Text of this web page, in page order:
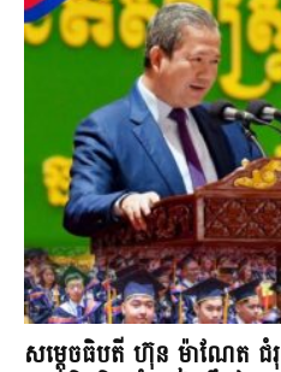
សម្តេចធិបតី ហ៊ុន ម៉ាណែត ជំ